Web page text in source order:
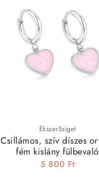
ÉkszerSziget
Csillámos, szív díszes
fém kislány fülbevaló
5 800 Ft